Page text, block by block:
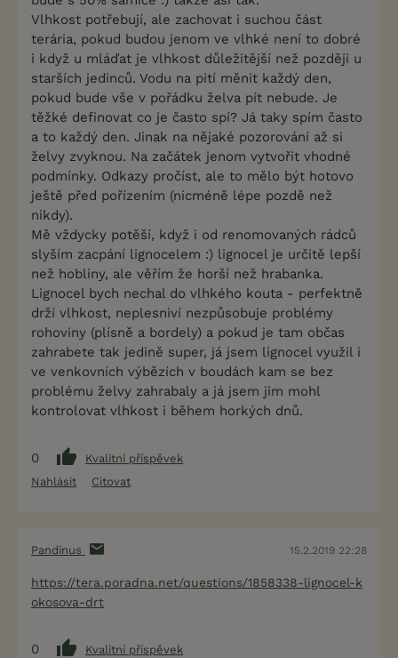
Vlhkost potřebují, ale zachovat i suchou část
terária, pokud budou jenom ve vlhké není to dobré
i když u mláďat je vlhkost důležitější než později u
starších jedinců. Vodu na pití měnit každý den,
pokud bude vše v pořádku želva pít nebude. Je
těžké definovat co je často spí? Já taky spím často
a to každý den. Jinak na nějaké pozorování až si
želvy zvyknou. Na začátek jenom vytvořit vhodné
podmínky. Odkazy pročíst, ale to mělo být hotovo
ještě před pořízením (nicméně lépe pozdě než
nikdy).
Mě vždycky potěší, když i od renomovaných rádců
slyším zacpání lignocelem :) lignocel je určitě lepší
než hobliny, ale věřím že horší než hrabanka.
Lignocel bych nechal do vlhkého kouta - perfektně
drží vlhkost, neplesniví nezpůsobuje problémy
rohoviny (plísně a bordely) a pokud je tam občas
zahrabete tak jedině super, já jsem lignocel využil i
ve venkovních výbězích v boudách kam se bez
problému želvy zahrabaly a já jsem jim mohl
kontrolovat vlhkost i během horkých dnů.
0
Kvalitní příspěvek
Nahlásit
Citovat
Pandinus 15.2.2019 22:28
https://tera.poradna.net/questions/1858338-lignocel-k
okosova-drt
0
Kvalitní příspěvek